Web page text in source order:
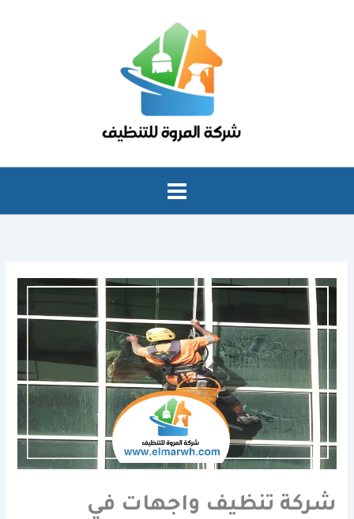
شركة تنظيف واجهات في